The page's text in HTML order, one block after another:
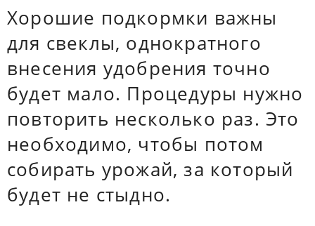
Хорошие подкормки важны
для свеклы, однократного
внесения удобрения точно
будет мало. Процедуры нужно
повторить несколько раз. Это
необходимо, чтобы потом
собирать урожай, за который
будет не стыдно.